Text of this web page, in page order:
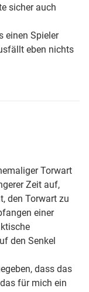
sicher auch
einen Spieler
eben nichts
Torwart
Zeit auf,
den Torwart zu
einer
den Senkel
dass das
für mich ein